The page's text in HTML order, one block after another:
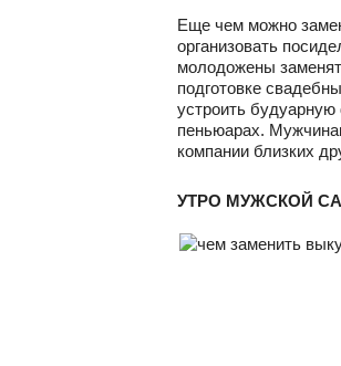
Еще чем можно
организовать
молодожены
подготовке
устроить
пеньюарах.
компании близких
УТРО МУЖСКОЙ